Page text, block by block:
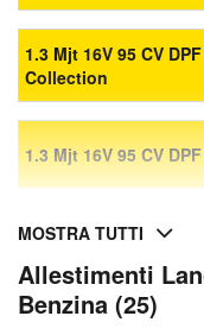
1.3 Mjt 16V 95 CV
Collection
1.3 Mjt 16V 95 CV
MOSTRA TUTTI
Allestimenti
Benzina (25)